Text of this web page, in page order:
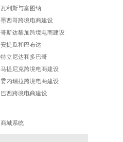
瓦利斯与富图纳
墨西哥跨境电商建设
哥斯达黎加跨境电商建设
安提瓜和巴布达
特立尼达和多巴哥
马提尼克跨境电商建设
委内瑞拉跨境电商建设
巴西跨境电商建设
商城系统